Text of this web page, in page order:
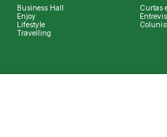
Business Hall
Enjoy
Lifestyle
Travelling
Curtas